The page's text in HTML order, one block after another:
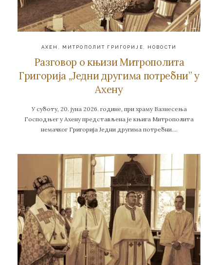
АХЕН МИТРОПОЛИТ ГРИГОРИЈЕ НОВОСТИ
Разговор о књизи Митрополита
Григорија ,,Једни другима потребни” у
Ахену
У суботу, 20. јуна 2026. године, при храму Вазнесења
Господњег у Ахену представљена је књига Митрополита
немачког Григорија Једни другима потребни….